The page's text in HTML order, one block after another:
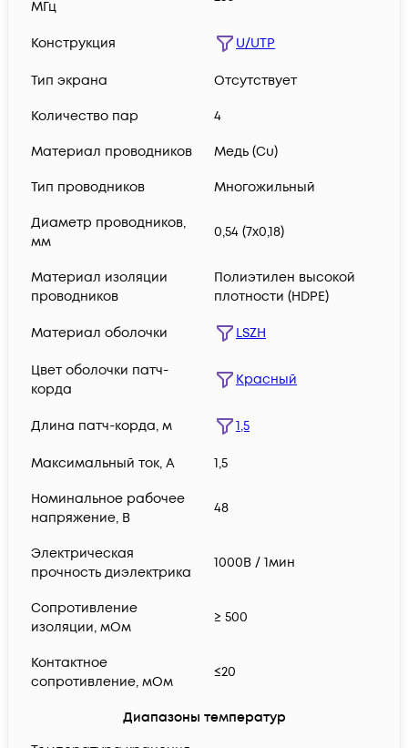
МГц
Конструкция U/UTP
Тип экрана Отсутствует
Количество пар 4
Материал проводников Медь (Сu)
Тип проводников Многожильный
Диаметр проводников,
мм
0,54 (7х0,18)
Материал изоляции
проводников
Полиэтилен высокой
плотности (HDPE)
Материал оболочки LSZH
Цвет оболочки патч-
корда
Красный
Длина патч-корда, м 1,5
Максимальный ток, А 1,5
Номинальное рабочее
напряжение, В
48
Электрическая
прочность диэлектрика
1000В / 1мин
Сопротивление
изоляции, мОм
≥ 500
Контактное
сопротивление, мОм
≤20
Диапазоны температур